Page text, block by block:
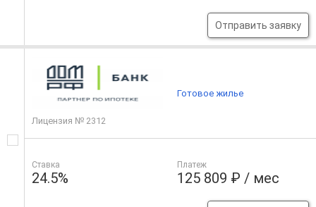
Отправить заявку
Лицензия № 2312
Ставка
24.5%
Платеж
125 809 ₽ / мес
Готовое жилье